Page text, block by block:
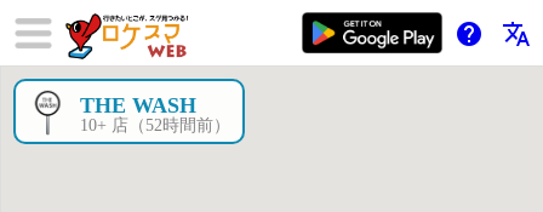
help translate
THE WASH
10+ 店（52時間前）